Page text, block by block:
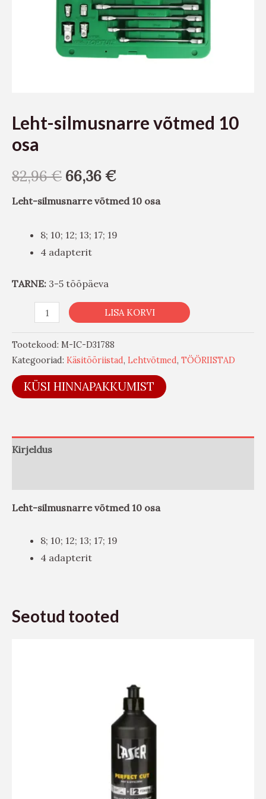
Leht-silmusnarre võtmed 10
osa
82,96€ 66,36€
Leht-silmusnarre võtmed 10 osa
8; 10; 12; 13; 17; 19
4 adapterit
TARNE: 3-5 tööpäeva
LISA KORVI
Tootekood: M-IC-D31788
Kategooriad: Käsitööriistad, Lehtvõtmed, TÖÖRIISTAD
KÜSI HINNAPAKKUMIST
Kirjeldus
Leht-silmusnarre võtmed 10 osa
8; 10; 12; 13; 17; 19
4 adapterit
Seotud tooted